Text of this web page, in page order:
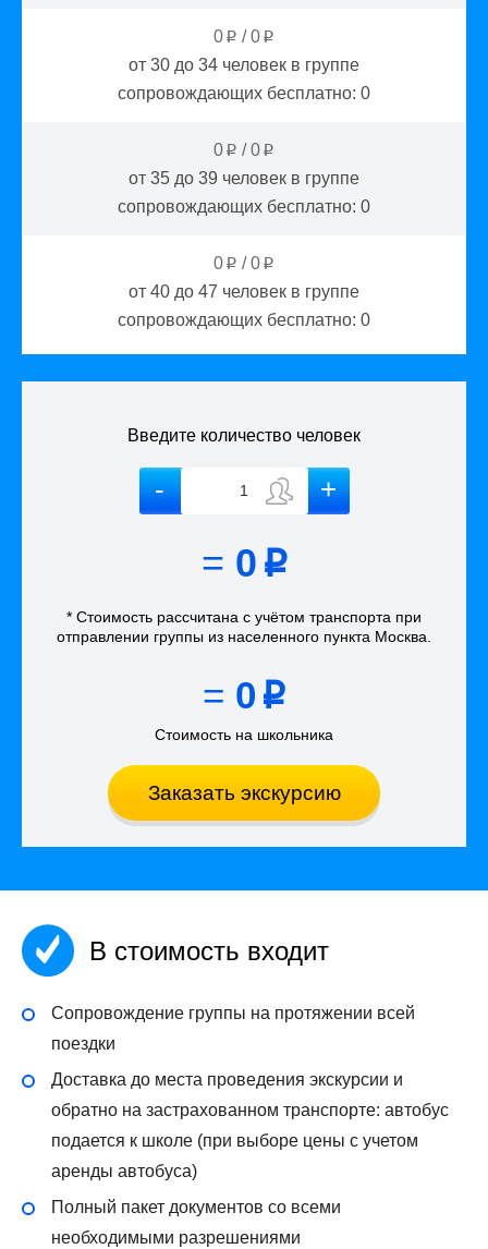
0 p /0 p
от 30 до 34 человек в группе
сопровождающих бесплатно: 0
0 p /0 p
от 35 до 39 человек в группе
сопровождающих бесплатно: 0
0 p /0 p
от 40 до 47 человек в группе
сопровождающих бесплатно: 0
Введите количество человек
= 0 p
* Стоимость рассчитана с учётом транспорта при
отправлении группы из населенного пункта Москва
= 0 p
Стоимость на школьника
Заказать экскурсию
В стоимость входит
Сопровождение группы на протяжении всей
поездки
Доставка до места проведения экскурсии и
обратно на застрахованном транспорте: автобус
подается к школе (при выборе цены с учетом
аренды автобуса)
Полный пакет документов со всеми
необходимыми разрешениями